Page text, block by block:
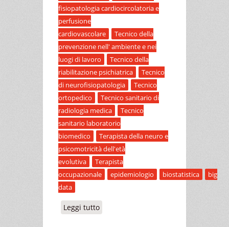
fisiopatologia cardiocircolatoria e
perfusione
cardiovascolare
Tecnico della
prevenzione nell' ambiente e nei
luogi di lavoro
Tecnico della
riabilitazione psichiatrica
Tecnico
di neurofisiopatologia
Tecnico
ortopedico
Tecnico sanitario di
radiologia medica
Tecnico
sanitario laboratorio
biomedico
Terapista della neuro e
psicomotricità dell'età
evolutiva
Terapista
occupazionale
epidemiologio biostatistica
big
data
Leggi tutto